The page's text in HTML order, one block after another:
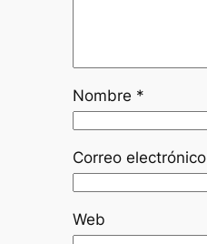
Nombre *
Correo electrónico
Web